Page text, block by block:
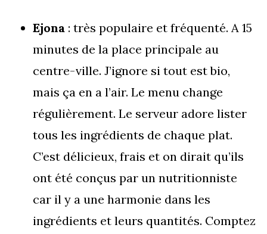
Ejona : très populaire et fréquenté. A 15
minutes de la place principale au
centre-ville. J’ignore si tout est bio,
mais ça en a l’air. Le menu change
régulièrement. Le serveur adore lister
tous les ingrédients de chaque plat.
C’est délicieux, frais et on dirait qu’ils
ont été conçus par un nutritionniste
car il y a une harmonie dans les
ingrédients et leurs quantités. Comptez